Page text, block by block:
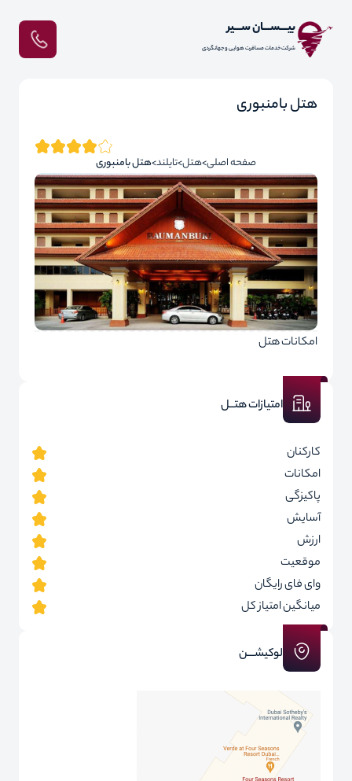
بیـــســـان ســـیر
شرکت خدمات مسافرت هوایی و جهانگردی
هتل بامنبوری
صفحه اصلی هتل تایلند هتل بامنبوری
امکانات هتل
امتیازات هتــل
کارکنان
امکانات
پاکیزگی
آسایش
ارزش
موقعیت
وای فای رایگان
میانگین امتیاز کل
لوکیشـــن